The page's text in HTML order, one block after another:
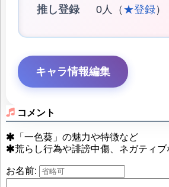
推し登録 0人（ ★登録）
キャラ情報編集
コメント
「一色葵」の魅力や特徴など
荒らし行為や誹謗中傷、ネガティ
お名前: